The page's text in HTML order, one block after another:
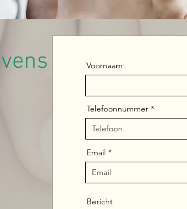
Voornaam
Telefoonnummer
Email
Bericht